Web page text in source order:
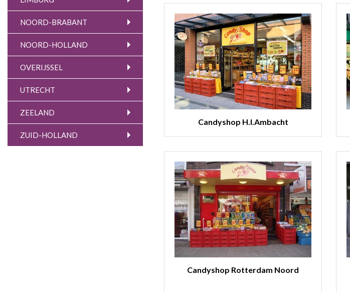
NOORD-BRABANT
NOORD-HOLLAND
OVERIJSSEL
UTRECHT
ZEELAND
ZUID-HOLLAND
Candyshop H.I.Ambacht
Candyshop Rotterdam Noord